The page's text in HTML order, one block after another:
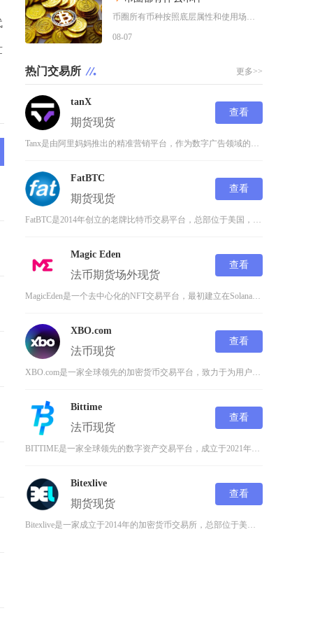
币圈所有币种按照底层属性和使用场景，可以划分为价值存储币、公链原生币、稳定币、平台币、赛道
08-07
热门交易所 更多>>
tanX
期货现货
查看
Tanx是由阿里妈妈推出的精准营销平台，作为数字广告领域的创新解决方案，它通过先进的数据处
FatBTC
期货现货
查看
FatBTC是2014年创立的老牌比特币交易平台，总部位于美国，并在加拿大、香港设有分支机
Magic Eden
法币期货场外现货
查看
MagicEden是一个去中心化的NFT交易平台，最初建立在Solana区块链上，现已扩展
XBO.com
法币现货
查看
XBO.com是一家全球领先的加密货币交易平台，致力于为用户提供安全、高效且多样化的数字资
Bittime
法币现货
查看
BITTIME是一家全球领先的数字资产交易平台，成立于2021年，总部位于新加坡，致力于为
Bitexlive
期货现货
查看
Bitexlive是一家成立于2014年的加密货币交易所，总部位于美国纽约，是面向全球用户